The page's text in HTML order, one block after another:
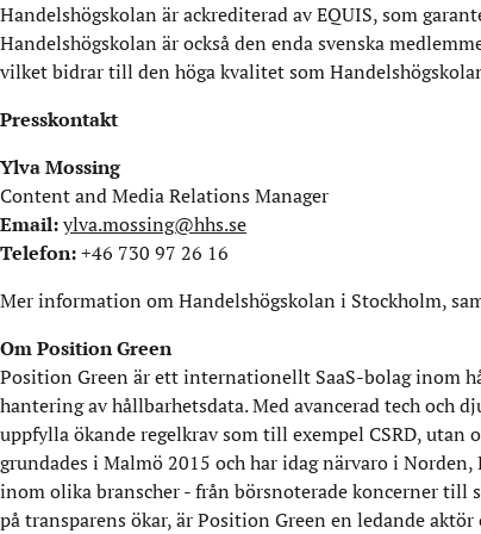
Handelshögskolan är ackrediterad av EQUIS, som
Handelshögskolan är också den enda svenska
vilket bidrar till den höga kvalitet som
Presskontakt
Ylva Mossing
Content and Media Relations Manager
Email:ylva.mossing@hhs.se
Telefon:+46 730 97 26 16
Mer information om Handelshögskolan i Stockholm,
Om Position Green
Position Green är ett internationellt SaaS-bolag inom
hantering av hållbarhetsdata. Med avancerad tech och
uppfylla ökande regelkrav som till exempel CSRD,
grundades i Malmö 2015 och har idag närvaro i
inom olika branscher - från börsnoterade koncerner till
på transparens ökar, är Position Green en ledande